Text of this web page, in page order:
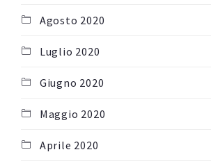
Agosto 2020
Luglio 2020
Giugno 2020
Maggio 2020
Aprile 2020